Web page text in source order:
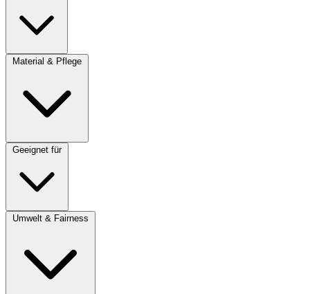
Material & Pflege
Geeignet für
Umwelt & Fairness